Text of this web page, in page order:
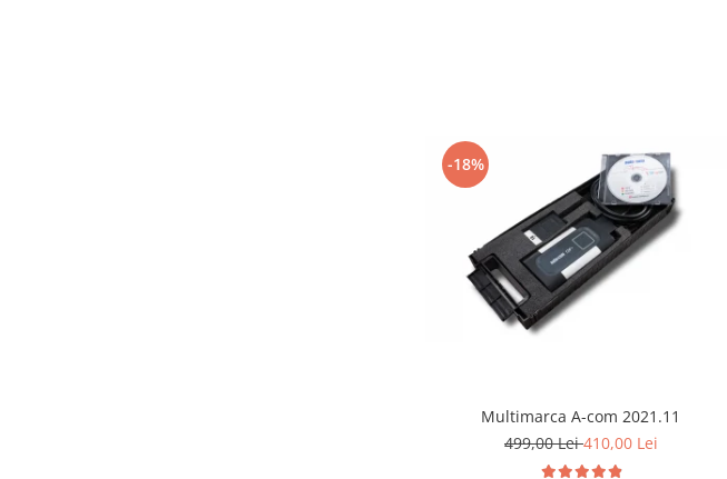
-18%
Multimarca A-com 2021.11
499,00 Lei410,00 Lei